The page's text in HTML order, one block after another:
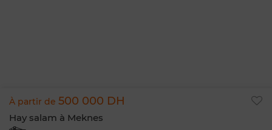
À partir de 500 000 DH
Hay salam à Meknes